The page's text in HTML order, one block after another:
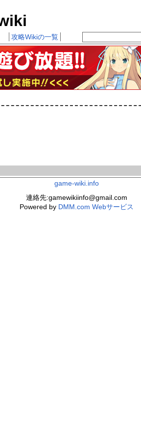
攻略Wikiの一覧
game-wiki.info
連絡先:gamewikiinfo@gmail.com
Powered by DMM.com Webサービス